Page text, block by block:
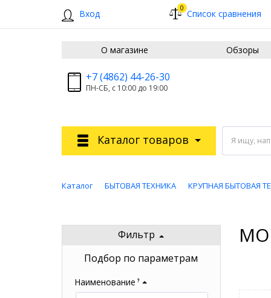
Вход 0 Список сравнения
О магазине Обзоры
+7 (4862) 44-26-30
ПН-СБ, с 10:00 до 19:00
Я ищу,
Каталог товаров
Каталог БЫТОВАЯ ТЕХНИКА КРУПНАЯ БЫТОВАЯ
Фильтр
Подбор по параметрам
Наименование ?